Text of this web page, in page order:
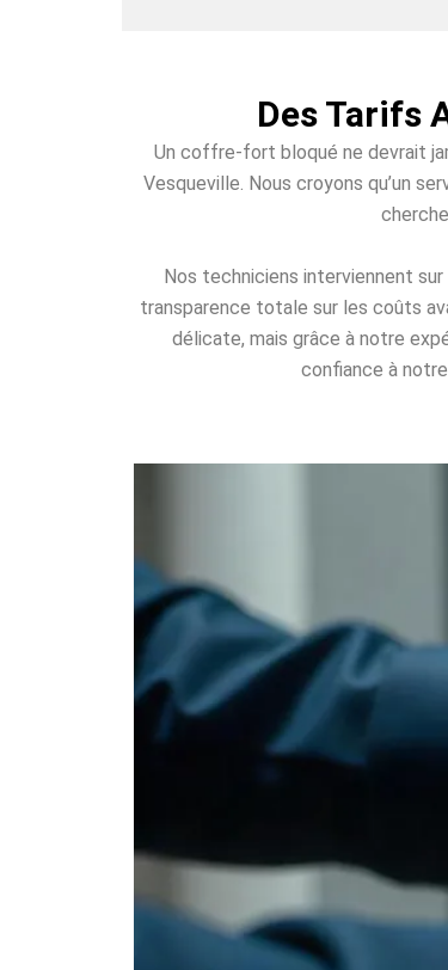
Des Tarifs
Un coffre-fort bloqué ne devrait
Vesqueville. Nous croyons qu’un
Nos techniciens interviennent
transparence totale sur les coûts
délicate, mais grâce à notre
confiance à